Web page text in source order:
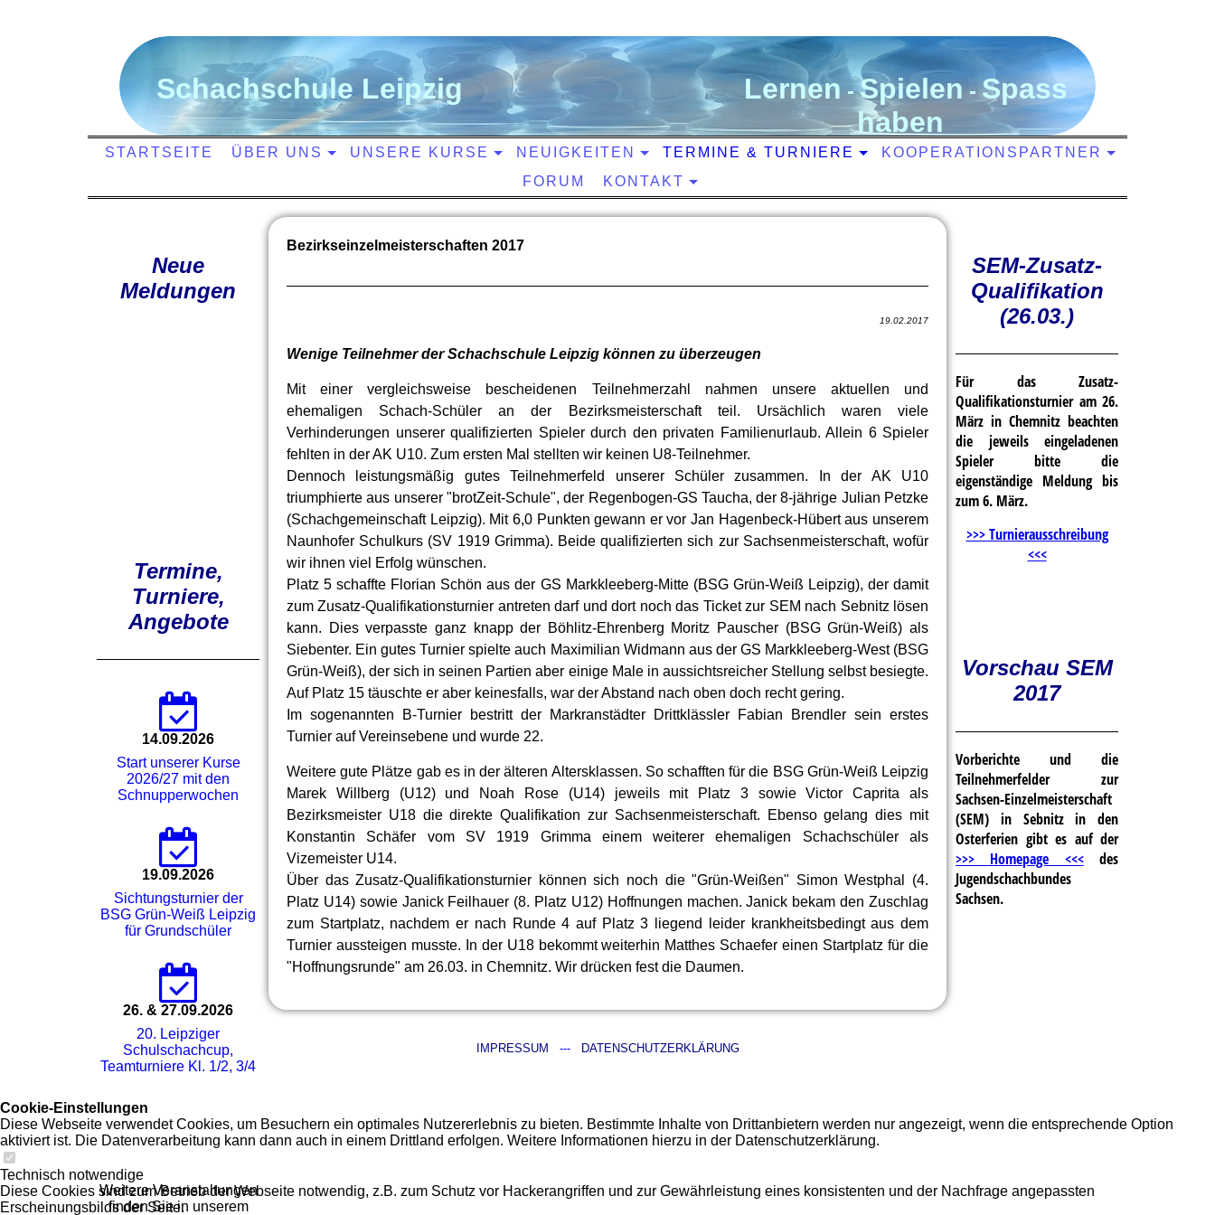
Schachschule Leipzig Lernen - Spielen - Spass
haben
STARTSEITE ÜBER UNS UNSERE KURSE NEUIGKEITEN TERMINE & TURNIERE
KOOPERATIONSPARTNER
FORUM
KONTAKT
Bezirkseinzelmeisterschaften 2017
19.02.2017
Wenige Teilnehmer der Schachschule Leipzig können zu überzeugen
Mit einer vergleichsweise bescheidenen Teilnehmerzahl nahmen unsere aktuellen und
ehemaligen Schach-Schüler an der Bezirksmeisterschaft teil. Ursächlich waren viele
Verhinderungen unserer qualifizierten Spieler durch den privaten Familienurlaub. Allein 6 Spieler
fehlten in der AK U10. Zum ersten Mal stellten wir keinen U8-Teilnehmer.
Dennoch leistungsmäßig gutes Teilnehmerfeld unserer Schüler zusammen. In der AK U10
triumphierte aus unserer "brotZeit-Schule", der Regenbogen-GS Taucha, der 8-jährige Julian Petzke
(Schachgemeinschaft Leipzig). Mit 6,0 Punkten gewann er vor Jan Hagenbeck-Hübert aus unserem
Naunhofer Schulkurs (SV 1919 Grimma). Beide qualifizierten sich zur Sachsenmeisterschaft, wofür
wir ihnen viel Erfolg wünschen.
Platz 5 schaffte Florian Schön aus der GS Markkleeberg-Mitte (BSG Grün-Weiß Leipzig), der damit
zum Zusatz-Qualifikationsturnier antreten darf und dort noch das Ticket zur SEM nach Sebnitz lösen
kann. Dies verpasste ganz knapp der Böhlitz-Ehrenberg Moritz Pauscher (BSG Grün-Weiß) als
Siebenter. Ein gutes Turnier spielte auch Maximilian Widmann aus der GS Markkleeberg-West (BSG
Grün-Weiß), der sich in seinen Partien aber einige Male in aussichtsreicher Stellung selbst besiegte.
Auf Platz 15 täuschte er aber keinesfalls, war der Abstand nach oben doch recht gering.
Im sogenannten B-Turnier bestritt der Markranstädter Drittklässler Fabian Brendler sein erstes
Turnier auf Vereinsebene und wurde 22.
Weitere gute Plätze gab es in der älteren Altersklassen. So schafften für die BSG Grün-Weiß Leipzig
Marek Willberg (U12) und Noah Rose (U14) jeweils mit Platz 3 sowie Victor Caprita als
Bezirksmeister U18 die direkte Qualifikation zur Sachsenmeisterschaft. Ebenso gelang dies mit
Konstantin Schäfer vom SV 1919 Grimma einem weiterer ehemaligen Schachschüler als
Vizemeister U14.
Über das Zusatz-Qualifikationsturnier können sich noch die "Grün-Weißen" Simon Westphal (4.
Platz U14) sowie Janick Feilhauer (8. Platz U12) Hoffnungen machen. Janick bekam den Zuschlag
zum Startplatz, nachdem er nach Runde 4 auf Platz 3 liegend leider krankheitsbedingt aus dem
Turnier aussteigen musste. In der U18 bekommt weiterhin Matthes Schaefer einen Startplatz für die
"Hoffnungsrunde" am 26.03. in Chemnitz. Wir drücken fest die Daumen.
IMPRESSUM --- DATENSCHUTZERKLÄRUNG
Neue
Meldungen
Termine,
Turniere,
Angebote
14.09.2026
Start unserer Kurse
2026/27 mit den
Schnupperwochen
19.09.2026
Sichtungsturnier der
BSG Grün-Weiß Leipzig
für Grundschüler
26. & 27.09.2026
20. Leipziger
Schulschachcup,
Teamturniere Kl. 1/2, 3/4
Weitere Veranstaltungen
finden Sie in unserem
SEM-Zusatz-
Qualifikation
(26.03.)
Für das Zusatz-
Qualifikationsturnier am 26.
März in Chemnitz beachten
die jeweils eingeladenen
Spieler bitte die
eigenständige Meldung bis
zum 6. März.
>>> Turnierausschreibung
<<<
Vorschau SEM
2017
Vorberichte und die
Teilnehmerfelder zur
Sachsen-Einzelmeisterschaft
(SEM) in Sebnitz in den
Osterferien gibt es auf der
>>> Homepage <<<des
Jugendschachbundes
Sachsen.
Cookie-Einstellungen
Diese Webseite verwendet Cookies, um Besuchern ein optimales Nutzererlebnis zu bieten. Bestimmte Inhalte von Drittanbietern werden nur angezeigt, wenn die entsprechende Option
aktiviert ist. Die Datenverarbeitung kann dann auch in einem Drittland erfolgen. Weitere Informationen hierzu in der Datenschutzerklärung.
Technisch notwendige
Diese Cookies sind zum Betrieb der Webseite notwendig, z.B. zum Schutz vor Hackerangriffen und zur Gewährleistung eines konsistenten und der Nachfrage angepassten
Erscheinungsbilds der Seite.